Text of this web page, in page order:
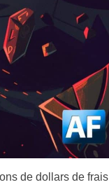
de dollars de frais